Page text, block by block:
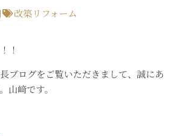
改築リフォーム
！
ブログをご覧いただきまして、誠にあ
山﨑です。